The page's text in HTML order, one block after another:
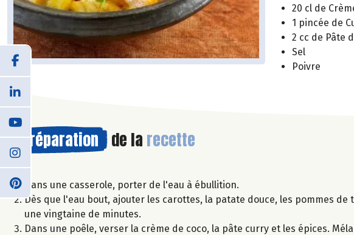
20 cl de
1 pincée de
2 cc de Pâte
Sel
Poivre
Préparation de la recette
Dans une casserole, porter de l'eau à ébullition.
Dès que l'eau bout, ajouter les carottes, la patate douce, les pommes
une vingtaine de minutes.
Dans une poêle, verser la crème de coco, la pâte curry et les épices.